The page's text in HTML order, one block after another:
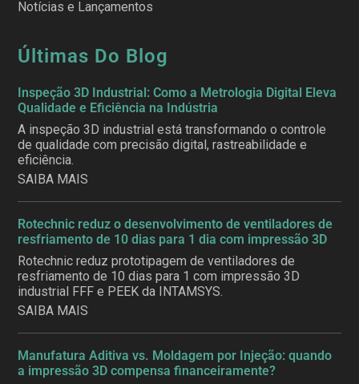
Notícias e Lançamentos
Últimas Do Blog
Inspeção 3D Industrial: Como a Metrologia Digital Eleva
Qualidade e Eficiência na Indústria
A inspeção 3D industrial está transformando o controle
de qualidade com precisão digital, rastreabilidade e
eficiência.
SAIBA MAIS
Rotechnic reduz o desenvolvimento de ventiladores de
resfriamento de 10 dias para 1 dia com impressão 3D
Rotechnic reduz prototipagem de ventiladores de
resfriamento de 10 dias para 1 com impressão 3D
industrial FFF e PEEK da INTAMSYS.
SAIBA MAIS
Manufatura Aditiva vs. Moldagem por Injeção: quando
a impressão 3D compensa financeiramente?